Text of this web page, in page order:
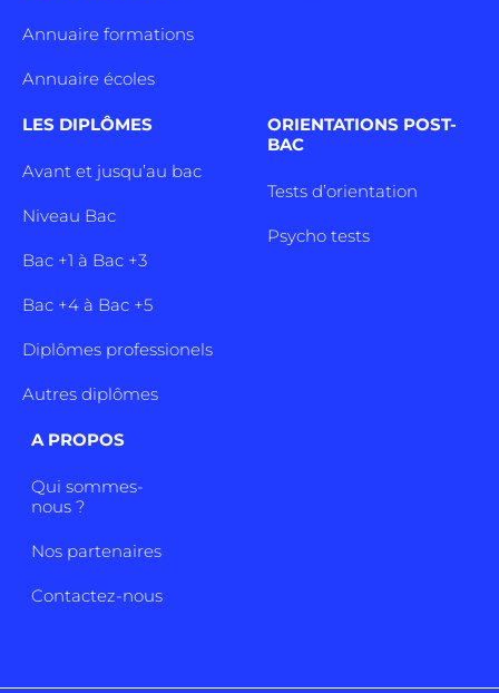
Annuaire formations
Annuaire écoles
LES DIPLÔMES
Avant et jusqu’au bac
Niveau Bac
Bac +1 à Bac +3
Bac +4 à Bac +5
Diplômes professionels
Autres diplômes
ORIENTATIONS POST-
BAC
Tests d’orientation
Psycho tests
A PROPOS
Qui sommes-
nous ?
Nos partenaires
Contactez-nous